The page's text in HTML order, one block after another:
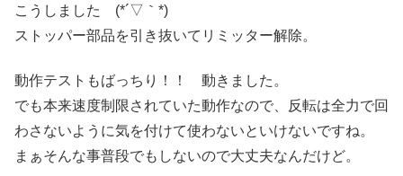
こうしました (*´▽｀*)
ストッパー部品を引き抜いてリミッター解除。
動作テストもばっちり！！ 動きました。
でも本来速度制限されていた動作なので、反転は全力で回
わさないように気を付けて使わないといけないですね。
まぁそんな事普段でもしないので大丈夫なんだけど。